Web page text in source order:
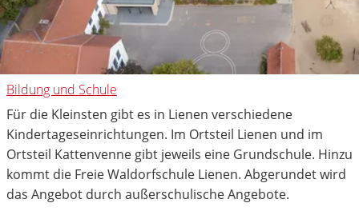
Bildung und Schule
Für die Kleinsten gibt es in Lienen verschiedene
Kindertageseinrichtungen. Im Ortsteil Lienen und im
Ortsteil Kattenvenne gibt jeweils eine Grundschule. Hinzu
kommt die Freie Waldorfschule Lienen. Abgerundet wird
das Angebot durch außerschulische Angebote.